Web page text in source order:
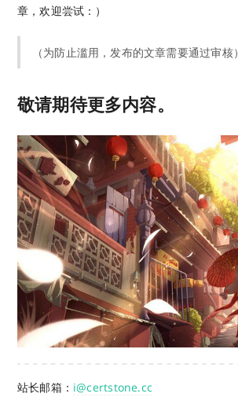
章，欢迎尝试：）
（为防止滥用，发布的文章需要通过审核）
敬请期待更多内容。
站长邮箱： i@certstone.cc